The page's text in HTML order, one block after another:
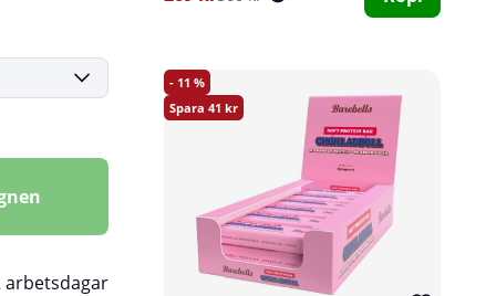
arbetsdagar
11
41